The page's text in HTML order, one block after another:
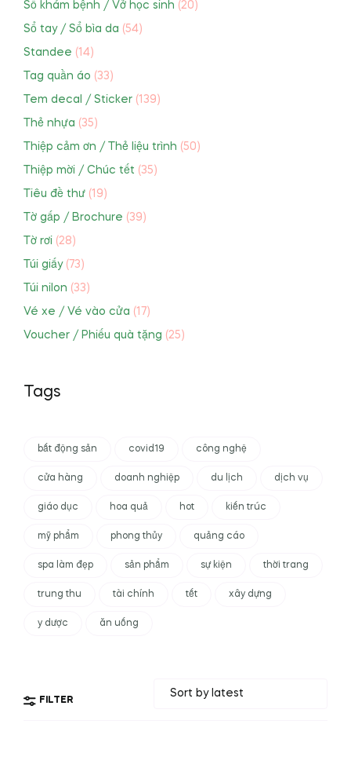
Sổ khám bệnh / Vở học sinh (20)
Sổ tay / Sổ bìa da (54)
Standee (14)
Tag quần áo (33)
Tem decal / Sticker (139)
Thẻ nhựa (35)
Thiệp cảm ơn / Thẻ liệu trình (50)
Thiệp mời / Chúc tết (35)
Tiêu đề thư (19)
Tờ gấp / Brochure (39)
Tờ rơi (28)
Túi giấy (73)
Túi nilon (33)
Vé xe / Vé vào cửa (17)
Voucher / Phiếu quà tặng (25)
Tags
bất động sản covid19 công nghệ
cửa hàng doanh nghiệp du lịch dịch vụ
giáo dục hoa quả hot kiến trúc
mỹ phẩm phong thủy quảng cáo
spa làm đẹp sản phẩm sự kiện thời trang
trung thu tài chính tết xây dựng
y dược ăn uống
FILTER